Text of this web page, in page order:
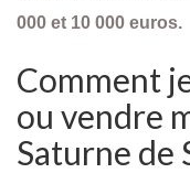
000 et 10 000 euros.
Comment
ou vendre
Saturne de